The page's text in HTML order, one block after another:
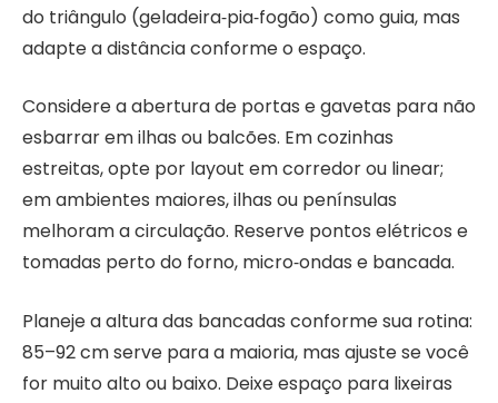
do triângulo (geladeira‑pia‑fogão) como guia, mas
adapte a distância conforme o espaço.
Considere a abertura de portas e gavetas para não
esbarrar em ilhas ou balcões. Em cozinhas
estreitas, opte por layout em corredor ou linear;
em ambientes maiores, ilhas ou penínsulas
melhoram a circulação. Reserve pontos elétricos e
tomadas perto do forno, micro‑ondas e bancada.
Planeje a altura das bancadas conforme sua rotina:
85–92 cm serve para a maioria, mas ajuste se você
for muito alto ou baixo. Deixe espaço para lixeiras